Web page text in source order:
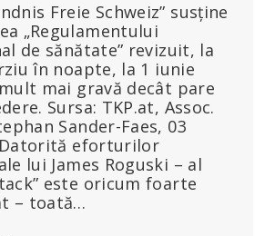
Freie Schweiz” susține
„Regulamentului
de sănătate” revizuit, la
în noapte, la 1 iunie
mai gravă decât pare
Sursa: TKP.at, Assoc.
Sander-Faes, 03
Datorită eforturilor
lui James Roguski – al
este oricum foarte
– toată…